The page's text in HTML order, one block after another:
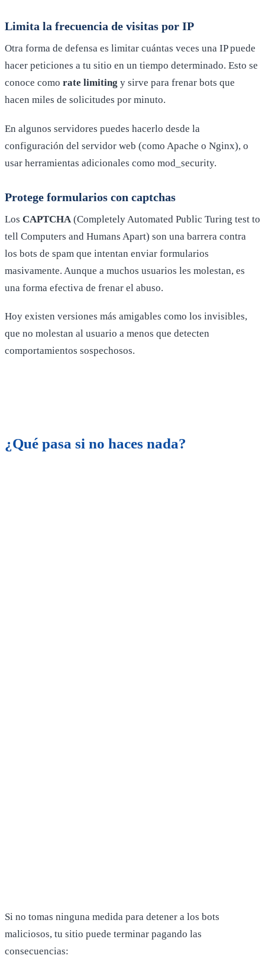
Limita la frecuencia de visitas por IP
Otra forma de defensa es limitar cuántas veces una IP puede
hacer peticiones a tu sitio en un tiempo determinado. Esto se
conoce como rate limiting y sirve para frenar bots que
hacen miles de solicitudes por minuto.
En algunos servidores puedes hacerlo desde la
configuración del servidor web (como Apache o Nginx), o
usar herramientas adicionales como mod_security.
Protege formularios con captchas
Los CAPTCHA (Completely Automated Public Turing test to
tell Computers and Humans Apart) son una barrera contra
los bots de spam que intentan enviar formularios
masivamente. Aunque a muchos usuarios les molestan, es
una forma efectiva de frenar el abuso.
Hoy existen versiones más amigables como los invisibles,
que no molestan al usuario a menos que detecten
comportamientos sospechosos.
¿Qué pasa si no haces nada?
Si no tomas ninguna medida para detener a los bots
maliciosos, tu sitio puede terminar pagando las
consecuencias: